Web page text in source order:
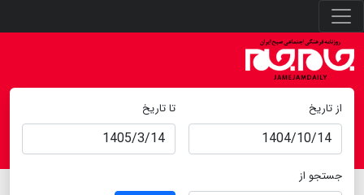
از تاریخ تا تاریخ
جستجو از